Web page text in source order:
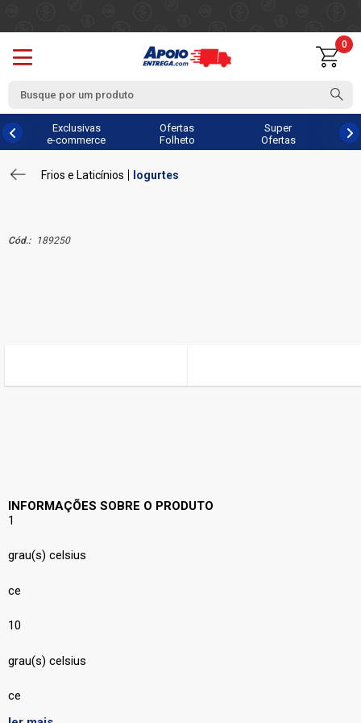
0
Exclusivas
e-commerce
Ofertas
Folheto
Super
Ofertas
Frios e Laticínios Iogurtes
Cód.: 189250
INFORMAÇÕES SOBRE O PRODUTO
1
grau(s) celsius
ce
10
grau(s) celsius
ce